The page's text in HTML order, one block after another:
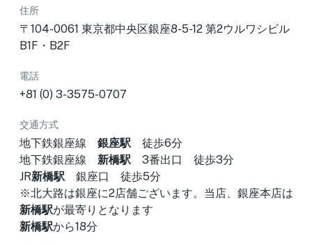
住所
〒104-0061 東京都中央区銀座8-5-12 第2ウルワシビル
B1F・B2F
電話
+81 (0) 3-3575-0707
交通方式
地下鉄銀座線 銀座駅 徒歩6分
地下鉄銀座線 新橋駅 3番出口 徒歩3分
JR新橋駅 銀座口 徒歩5分
※北大路は銀座に2店舗ございます。当店、銀座本店は
新橋駅が最寄りとなります
新橋駅から18分